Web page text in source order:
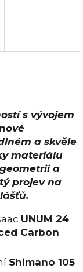
s vývojem
a skvěle
materiálu
a
projev na
UNUM 24
Carbon
Shimano 105